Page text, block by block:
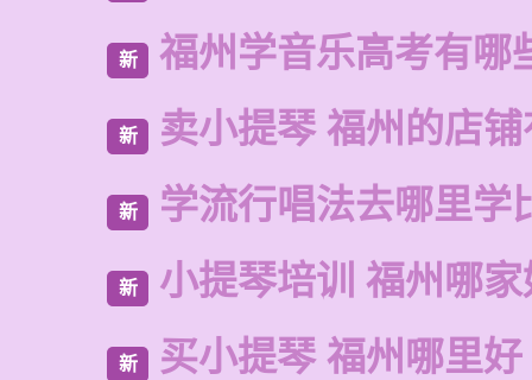
新 福州学音乐高考有哪
新 卖小提琴 福州的店
新 学流行唱法去哪里学
新 小提琴培训 福州哪
新 买小提琴 福州哪里好